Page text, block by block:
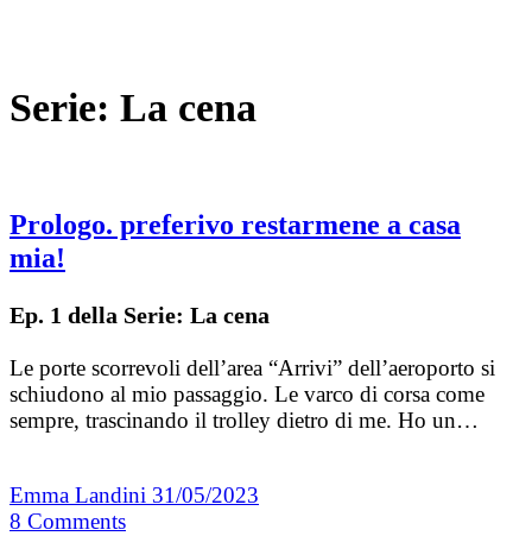
Serie: La cena
Prologo. preferivo restarmene a casa
mia!
Ep. 1 della Serie: La cena
Le porte scorrevoli dell’area “Arrivi” dell’aeroporto si
schiudono al mio passaggio. Le varco di corsa come
sempre, trascinando il trolley dietro di me. Ho un…
Emma Landini 31/05/2023
8 Comments